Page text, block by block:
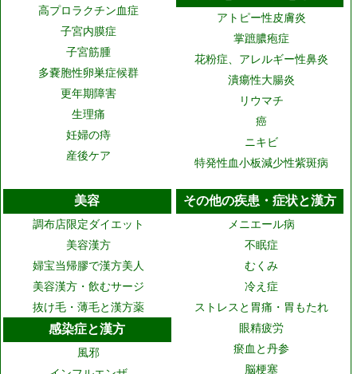
高プロラクチン血症
子宮内膜症
子宮筋腫
多嚢胞性卵巣症候群
更年期障害
生理痛
妊婦の痔
産後ケア
アトピー性皮膚炎
掌蹠膿疱症
花粉症、アレルギー性鼻炎
潰瘍性大腸炎
リウマチ
癌
ニキビ
特発性血小板減少性紫斑病
美容
調布店限定ダイエット
美容漢方
婦宝当帰膠で漢方美人
美容漢方・飲むサージ
抜け毛・薄毛と漢方薬
感染症と漢方
風邪
その他の疾患・症状と漢方
メニエール病
不眠症
むくみ
冷え症
ストレスと胃痛・胃もたれ
眼精疲労
瘀血と丹参
脳梗塞